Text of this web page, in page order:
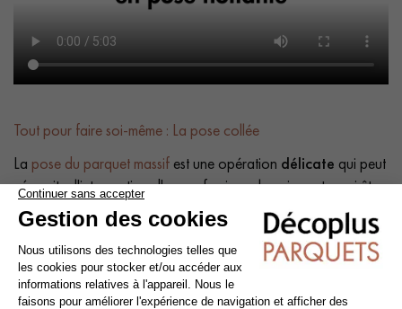
Tout pour faire soi-même : La pose collée
La pose du parquet massif est une opération délicate qui peut
nécessiter l'intervention d'un professionnel, mais peut aussi être
effectuée par des bricoleurs de bon niveau. Les qualités
intrinsèques du bois imposent un certain nombre de
précautions à respecter impérativement dans toutes les phases
de mise en œuvre : avant, pendant et après la pose.
Conseil : Ajoutez unemarge de 10%à votre surface réelle.